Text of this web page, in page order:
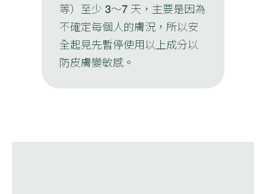
等）至少 3～7 天，主要是因為
不確定每個人的膚況，所以安
全起見先暫停使用以上成分以
防皮膚變敏感。